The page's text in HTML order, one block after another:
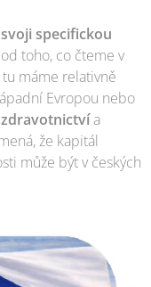
specifickou
toho, co čteme v
máme relativně
Evropou nebo
a
že kapitál
může být v českých